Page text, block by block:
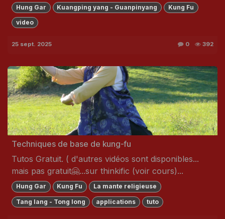
Hung Gar Kuangping yang - Guanpinyang Kung Fu
video
25 sept. 2025 0 392
Techniques de base de kung-fu
Tutos Gratuit. ( d'autres vidéos sont disponibles...
mais pas gratuit🤗...sur thinkific (voir cours)...
Hung Gar Kung Fu La mante religieuse
Tang lang - Tong long applications tuto